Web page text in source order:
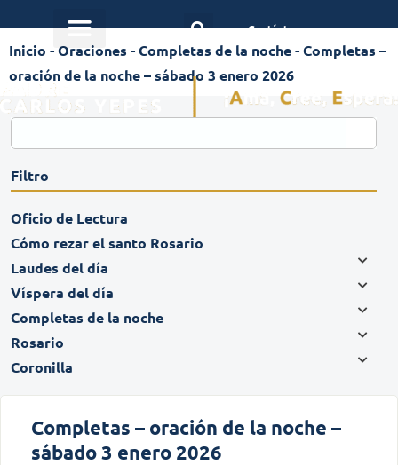
Contáctanos
Inicio -Oraciones -Completas de la noche-Completas –
oración de la noche – sábado 3 enero 2026
Filtro
Oficio de Lectura
Cómo rezar el santo Rosario
Laudes del día
Víspera del día
Completas de la noche
Rosario
Coronilla
Completas – oración de la noche –
sábado 3 enero 2026